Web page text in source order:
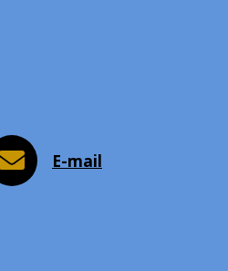
WhatsApp
E-mail